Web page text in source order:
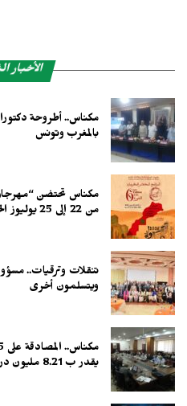
الأخبار
مكناس.. أطروحة
بالمغرب وتونس
مكناس تحتضن
من 22 إلى 25 يوليوز الجاري
تنقلات وترقيات..
ويتسلمون أخرى
يقدر ب 8.21 مليون درهم